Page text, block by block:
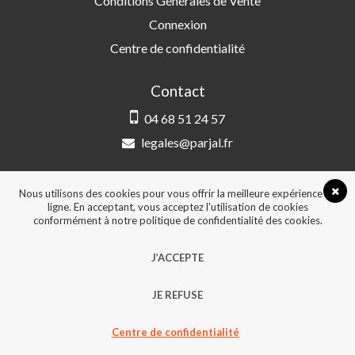
Connexion
Centre de confidentialité
Contact
04 68 51 24 57
legales@parjal.fr
3 Rue Saint-Amand, 66000 Perpignan
© 2026, Tous droits réservés - Design &
Nous utilisons des cookies pour vous offrir la meilleure expérience en
ligne. En acceptant, vous acceptez l'utilisation de cookies
conformément à notre politique de confidentialité des cookies.
J’ACCEPTE
JE REFUSE
Centre de confidentialité